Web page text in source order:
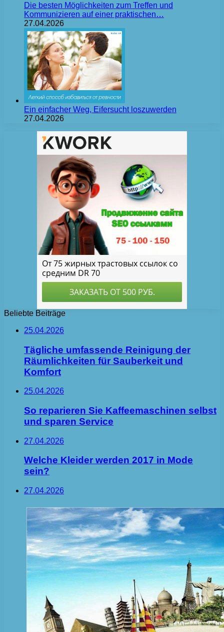
Die besten Möglichkeiten zum Treffen und
Kommunizieren auf einer praktischen…
27.04.2026
Ein einfacher Weg, Eifersucht loszuwerden
27.04.2026
Beliebte Beiträge
25.04.2026
Tägliche umfassende Reinigung der
Räumlichkeiten für Sauberkeit und
Komfort
25.04.2026
So reparieren Sie Kaffeemaschinen selbst
und sparen Service
27.04.2026
Welche Kleider werden 2017 in Mode
sein?
27.04.2026